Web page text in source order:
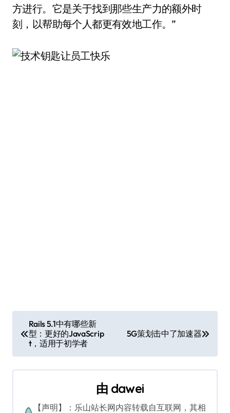
方进行。它是关于找到那些生产力的额外时
刻，以帮助每个人都更有效地工作。”
章
导
Rails 5.1中有哪些新
型：更好的JavaScrip
t，适用于初学者
5G策划击中了加速器
由 dawei
【声明】：乐山站长网内容转载自互联网，其相